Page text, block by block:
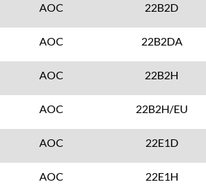
AOC 22B2D
AOC 22B2DA
AOC 22B2H
AOC 22B2H/EU
AOC 22E1D
AOC 22E1H